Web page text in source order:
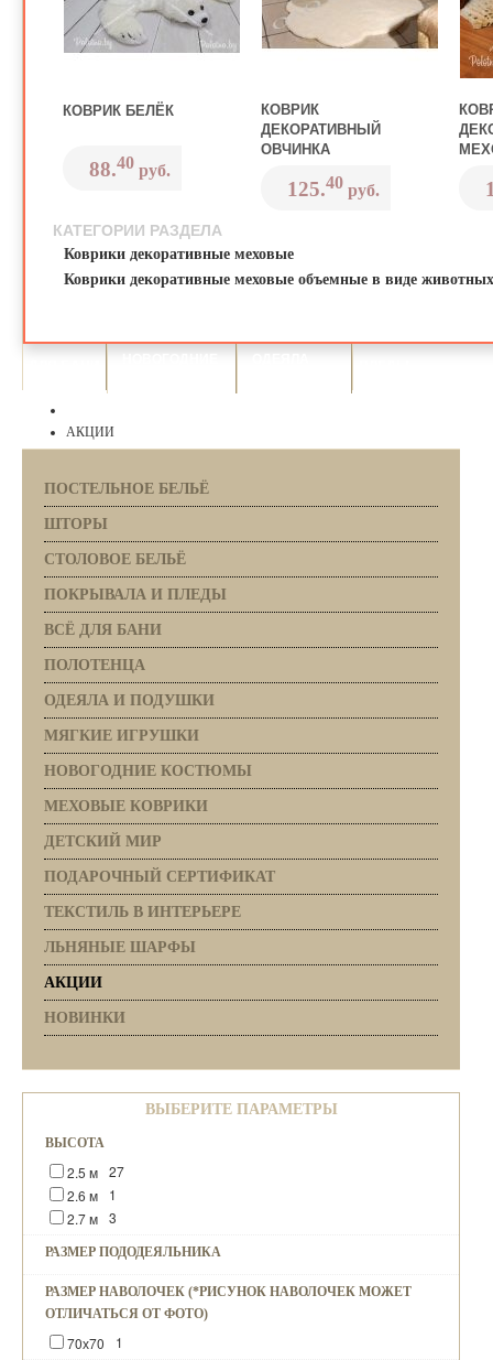
КОВРИК БЕЛЁК
88.40 руб.
КОВРИК
ДЕКОРАТИВНЫЙ
ОВЧИНКА
125.40 руб.
КАТЕГОРИИ РАЗДЕЛА
Коврики декоративные меховые
Коврики декоративные меховые объемные в виде животных
АКЦИИ
ПОСТЕЛЬНОЕ БЕЛЬЁ
ШТОРЫ
СТОЛОВОЕ БЕЛЬЁ
ПОКРЫВАЛА И ПЛЕДЫ
ВСЁ ДЛЯ БАНИ
ПОЛОТЕНЦА
ОДЕЯЛА И ПОДУШКИ
МЯГКИЕ ИГРУШКИ
НОВОГОДНИЕ КОСТЮМЫ
МЕХОВЫЕ КОВРИКИ
ДЕТСКИЙ МИР
ПОДАРОЧНЫЙ СЕРТИФИКАТ
ТЕКСТИЛЬ В ИНТЕРЬЕРЕ
ЛЬНЯНЫЕ ШАРФЫ
АКЦИИ
НОВИНКИ
ВЫБЕРИТЕ ПАРАМЕТРЫ
ВЫСОТА
2.5 м 27
2.6 м
1
2.7 м 3
РАЗМЕР ПОДОДЕЯЛЬНИКА
РАЗМЕР НАВОЛОЧЕК (*РИСУНОК НАВОЛОЧЕК МОЖЕТ
ОТЛИЧАТЬСЯ ОТ ФОТО)
70х70 1